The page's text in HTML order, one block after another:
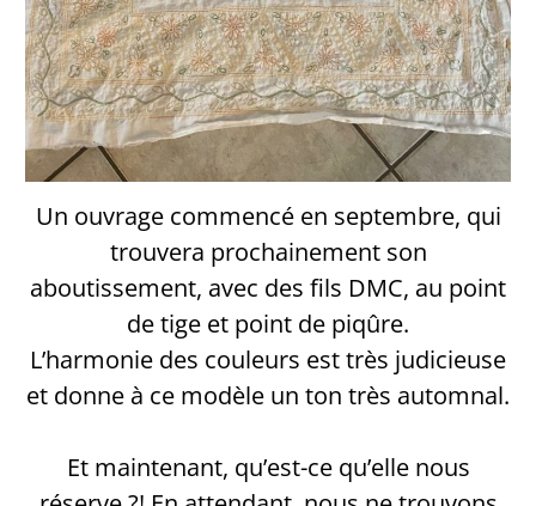
Un ouvrage commencé en septembre, qui
trouvera prochainement son
aboutissement, avec des fils DMC, au point
de tige et point de piqûre.
L’harmonie des couleurs est très judicieuse
et donne à ce modèle un ton très automnal.
Et maintenant, qu’est-ce qu’elle nous